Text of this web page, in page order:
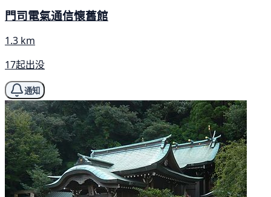
門司電氣通信懷舊館
1.3 km
17起出没
通知